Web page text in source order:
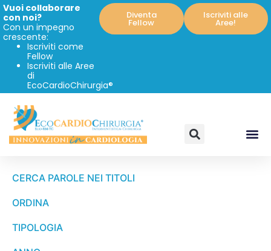
Vuoi collaborare
con noi?
Con un impegno
crescente:
Iscriviti come
Fellow
Iscriviti alle Aree
di
EcoCardioChirurgia®
Diventa
Fellow
Iscriviti alle
Aree!
CERCA PAROLE NEI TITOLI
ORDINA
TIPOLOGIA